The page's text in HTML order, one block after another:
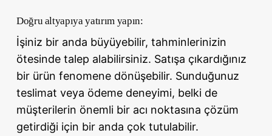
Doğru altyapıya yatırım yapın:
İşiniz bir anda büyüyebilir, tahminlerinizin
ötesinde talep alabilirsiniz. Satışa çıkardığınız
bir ürün fenomene dönüşebilir. Sunduğunuz
teslimat veya ödeme deneyimi, belki de
müşterilerin önemli bir acı noktasına çözüm
getirdiği için bir anda çok tutulabilir.